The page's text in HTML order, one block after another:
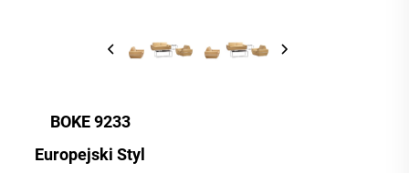
BOKE 9233
Europejski Styl